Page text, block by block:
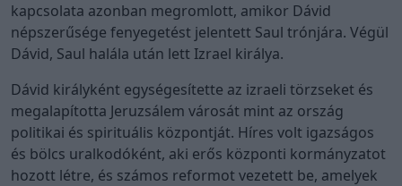
kapcsolata azonban megromlott, amikor Dávid
népszerűsége fenyegetést jelentett Saul trónjára. Végül
Dávid, Saul halála után lett Izrael királya.
Dávid királyként egységesítette az izraeli törzseket és
megalapította Jeruzsálem városát mint az ország
politikai és spirituális központját. Híres volt igazságos
és bölcs uralkodóként, aki erős központi kormányzatot
hozott létre, és számos reformot vezetett be, amelyek